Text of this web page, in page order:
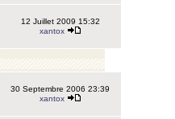
12 Juillet 2009 15:32
xantox
30 Septembre 2006 23:39
xantox